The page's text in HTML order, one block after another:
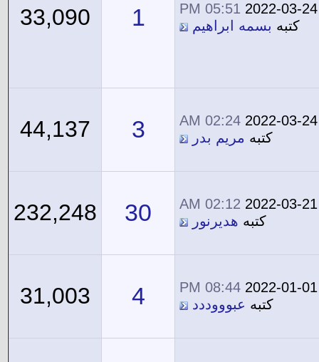
2022-03-24
05:51 PM
كتبه بسمه ابراهيم 1
33,090
2022-03-24
02:24 AM
كتبه مريم بدر 3
44,137
2022-03-21
02:12 AM
كتبه هديرنور 30
232,248
2022-01-01
08:44 PM
كتبه عبوووددد 4
31,003